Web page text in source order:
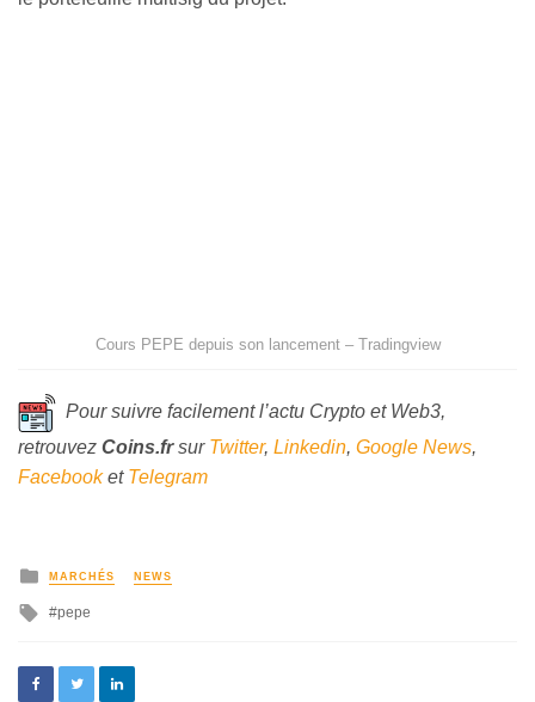
Cours PEPE depuis son lancement – Tradingview
Pour suivre facilement l’actu Crypto et Web3,
retrouvez Coins.frsur Twitter, Linkedin, Google News,
Facebooket Telegram
MARCHÉS NEWS
pepe